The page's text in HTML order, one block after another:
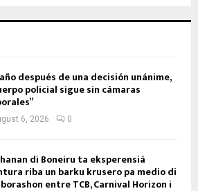
después de una decisión unánime,
policial sigue sin cámaras
6, 2026 0
di Boneiru ta eksperensiá
riba un barku krusero pa medio di
entre TCB, Carnival Horizon i